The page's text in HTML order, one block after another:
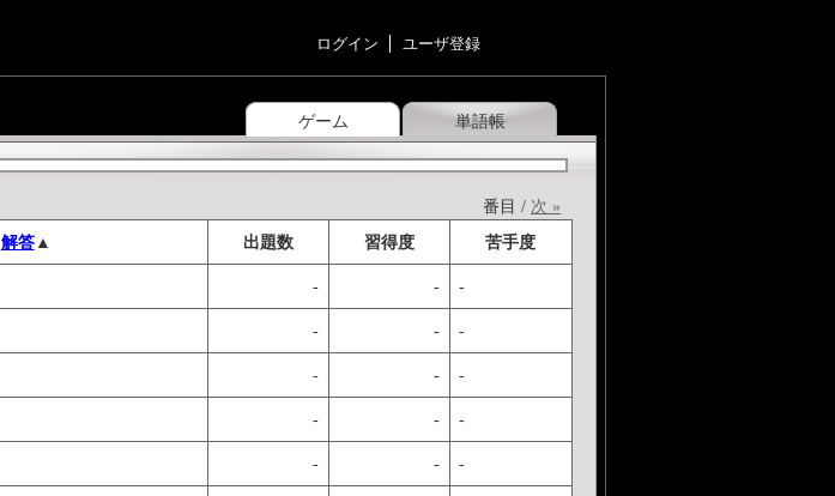
ログイン ユーザ登録
ゲーム 単語帳
番目 / 次 »
解答▲ 出題数 習得度 苦手度
- - -
- - -
- - -
- - -
- - -